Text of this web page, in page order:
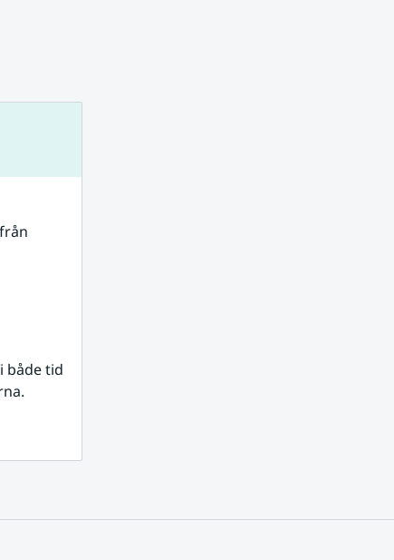
både tid